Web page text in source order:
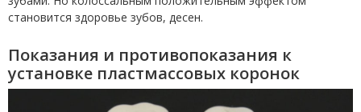
становится здоровье зубов, десен.
Показания и противопоказания к
установке пластмассовых коронок